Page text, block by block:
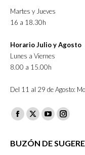
Martes y Jueves
16 a 18.30h
Horario Julio y Agosto
Lunes a Viernes
8.00 a 15.00h
Del 11 al 29 de Agosto:
Facebook
opens
X
opens
YouTube
opensopens
BUZÓN DE